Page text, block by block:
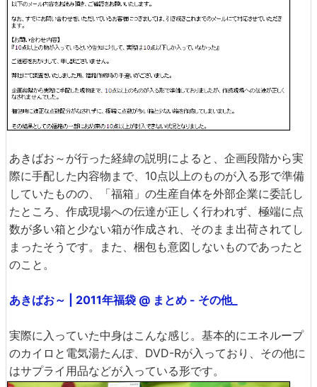
あきばお～が行った経緯の説明によると、企画段階から実
際に手配した内容物まで、10点以上のものが入る形で準備
していたものの、「福箱」の生産自体を外部企業に委託し
たところ、作成現場への伝達が正しく行われず、極端に点
数が多い箱と少ない箱が作成され、そのまま出荷されてし
まったそうです。また、梱包も意図しないものであったと
のこと。
あきばお～ | 2011年福袋 @ まとめ - その他_
実際に入っていた中身はこんな感じ。基本的にエネループ
のカイロと電気湯たんぽ、DVD-Rが入っており、その他に
はサプライ用品などが入っている形です。